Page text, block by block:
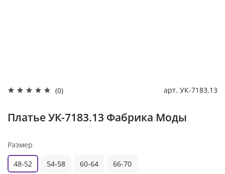
(0) арт. УК-7183.13
Платье УК-7183.13 Фабрика Моды
Размер
48-52
54-58 60-64 66-70